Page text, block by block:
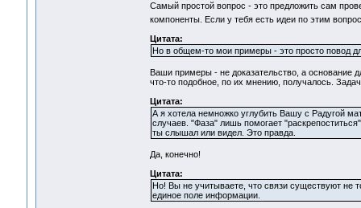
Самый простой вопрос - это предложить сам
компоненты. Если у тебя есть идеи по этим
Цитата:
Но в общем-то мои примеры - это просто повод
Ваши примеры - не доказательство, а основание
что-то подобное, по их мнению, получалось.
Цитата:
А я хотела немножко углубить Вашу с Радугой
случаев. "Фаза" лишь помогает
ты слышал или видел. Это правда.
Да, конечно!
Цитата:
Но! Вы не учитываете, что связи существуют не
единое поле информации.